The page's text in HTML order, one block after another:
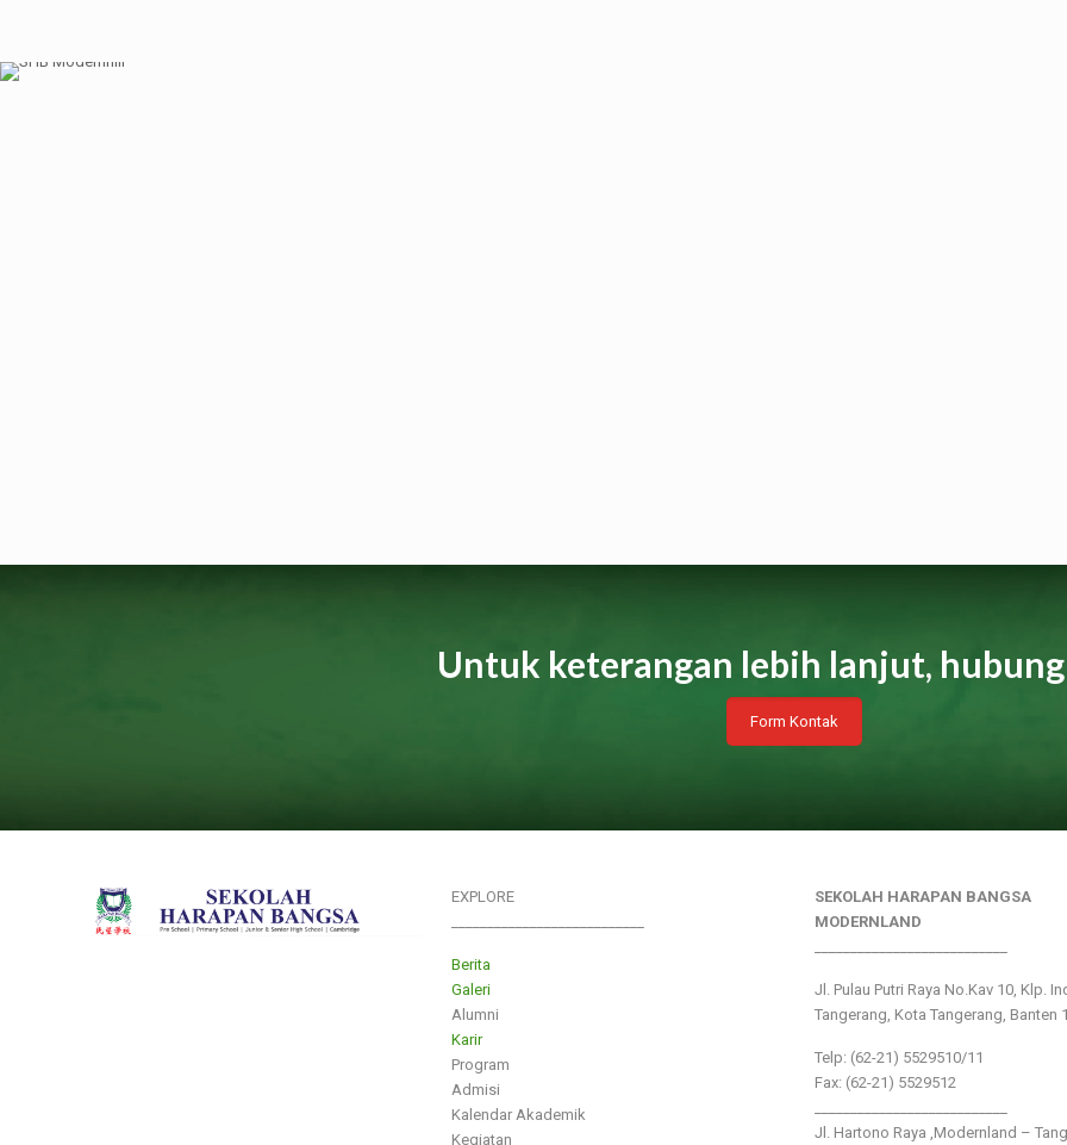
Untuk keterangan lebih lanjut,
Form Kontak
EXPLORE
Berita
Galeri
Alumni
Karir
Program
Admisi
Kalendar Akademik
Kegiatan
SEKOLAH HARAPAN BANGSA
MODERNLAND
Jl. Pulau Putri Raya No.Kav 10, Klp.
Tangerang, Kota Tangerang, Banten
Telp: (62-21) 5529510/11
Fax: (62-21) 5529512
Jl. Hartono Raya ,Modernland –